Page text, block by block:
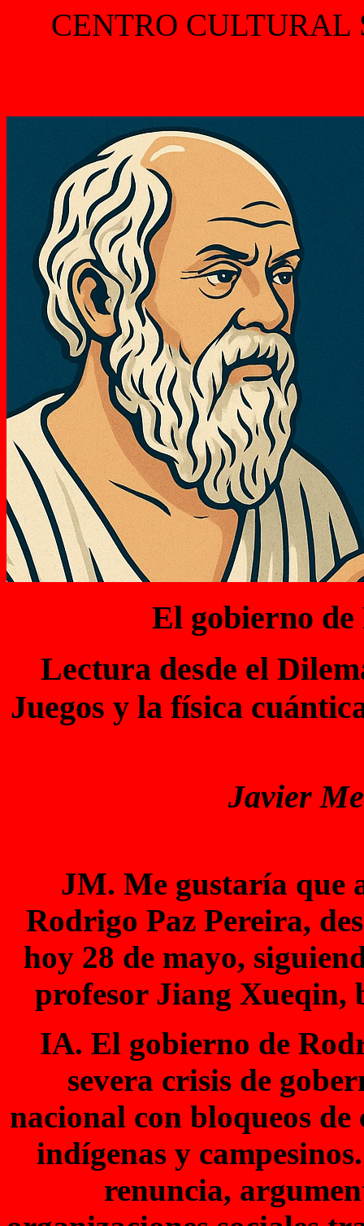
CENTRO CULTURAL
El gobierno
Lectura desde el
Juegos y la física
Javier
JM. Me gustaría que
Rodrigo Paz Pereira,
hoy 28 de mayo,
profesor Jiang Xueqin,
IA. El gobierno de
severa crisis de
nacional con bloqueos
indígenas y
renuncia,